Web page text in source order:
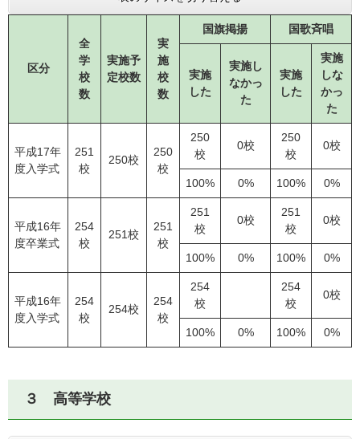
区分
全
学
校
数
実施予
定校数
実
施
校
数
国旗掲揚 国歌斉唱
実施
した
実施し
なかっ
た
実施
した
実施
しな
かっ
た
平成17年
度入学式
251
校
250校
250
校
250
校
0校
250
校
0校
100% 0% 100% 0%
平成16年
度卒業式
254
校
251校
251
校
251
校
0校
251
校
0校
100% 0% 100% 0%
平成16年
度入学式
254
校
254校
254
校
254
校
254
校
0校
100% 0% 100% 0%
３ 高等学校